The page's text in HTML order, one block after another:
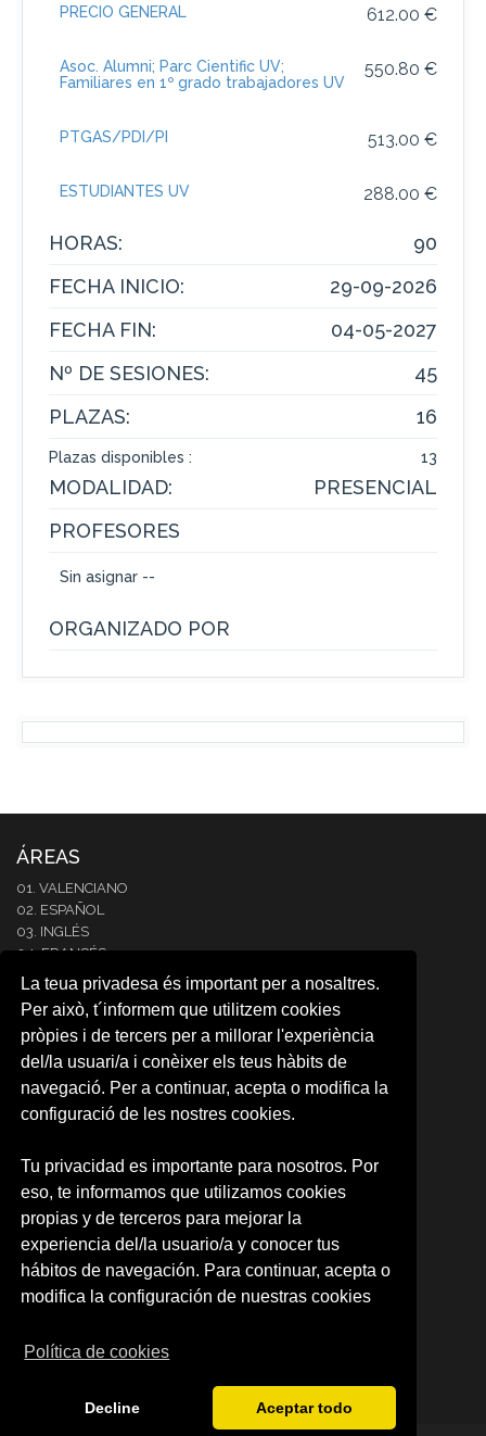
La teua privadesa és important per a nosaltres.
Per això, t´informem que utilitzem cookies
pròpies i de tercers per a millorar l'experiència
del/la usuari/a i conèixer els teus hàbits de
navegació. Per a continuar, acepta o modifica la
configuració de les nostres cookies.
Tu privacidad es importante para nosotros. Por
eso, te informamos que utilizamos cookies
propias y de terceros para mejorar la
experiencia del/la usuario/a y conocer tus
hábitos de navegación. Para continuar, acepta o
modifica la configuración de nuestras cookies
Política de cookies
Decline Aceptar todo
612.00 €
PRECIO GENERAL
550.80 €
Asoc. Alumni; Parc Cientific UV;
Familiares en 1º grado trabajadores UV
513.00 €
PTGAS/PDI/PI
288.00 €
ESTUDIANTES UV
HORAS:
90
FECHA INICIO:
29-09-2026
FECHA FIN:
04-05-2027
Nº DE SESIONES:
45
PLAZAS:
16
Plazas disponibles : 13
MODALIDAD:
PRESENCIAL
PROFESORES
Sin asignar --
ORGANIZADO POR
ÁREAS
01. VALENCIANO
02. ESPAÑOL
03. INGLÉS
04. FRANCÉS
05. ITALIANO
06. ALEMÁN
07. PORTUGUÉS
08. COREANO
09. ÁRABE
10. JAPONÉS
11. RUSO
12.NEERLANDÉS
14. INTENSIVE SPANISH
CARTA RESERVA DE PLAZA
RESERVA DE PLAZA (CAMPUS)
SOBRE NOSOTROS
Quienes somos
Política de privacidad